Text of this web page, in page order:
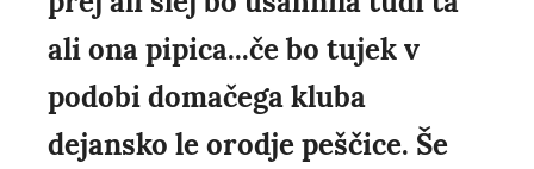
ali ona pipica...če bo tujek v
podobi domačega kluba
dejansko le orodje peščice. Še